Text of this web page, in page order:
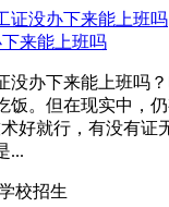
来能上班吗
没办下来能上班吗
饭。但在现实中，
好就行，有没有证
...
校招生